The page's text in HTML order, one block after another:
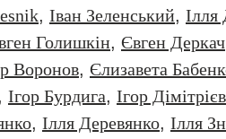
, Iван Зеленський, Iлля
Голишкін, Євген Деркач
Воронов, Єлизавета
Ігор Бурдига, Ігор Дімітрієв
, Ілля Деревянко, Ілля